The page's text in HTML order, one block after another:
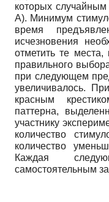
которых
А). Минимум
время
исчезновения
отметить те
правильного
при следующем
увеличивалось.
красным
паттерна,
участнику
количество
количество
Каждая
самостоятельным